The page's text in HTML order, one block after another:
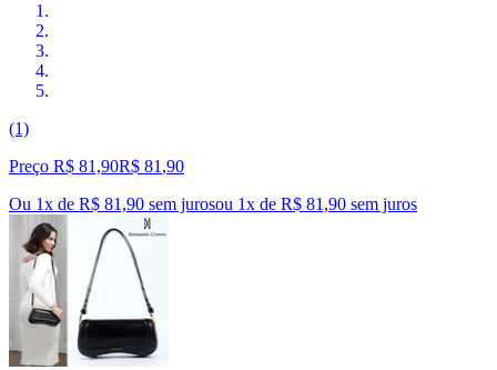
(1)
Preço R$ 81,90R$ 81 ,90
Ou 1x de R$ 81,90 sem jurosou 1x de R$ 81,90 sem juros